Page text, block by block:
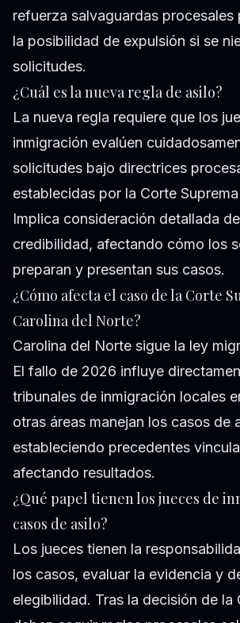
refuerza salvaguardas procesales
la posibilidad de expulsión si se
solicitudes.
¿Cuál es la nueva regla de asilo?
La nueva regla requiere que los
inmigración evalúen
solicitudes bajo directrices
establecidas por la Corte
Implica consideración detallada
credibilidad, afectando cómo los
preparan y presentan sus casos.
¿Cómo afecta el caso de la Corte
Carolina del Norte?
Carolina del Norte sigue la ley
El fallo de 2026 influye
tribunales de inmigración locales
otras áreas manejan los casos de
estableciendo precedentes
afectando resultados.
¿Qué papel tienen los jueces de
casos de asilo?
Los jueces tienen la
los casos, evaluar la evidencia y
elegibilidad. Tras la decisión de la